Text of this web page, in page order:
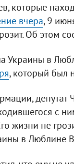
которые
вчера, 9
Об этом
Украины в
, который был
депутат
с
жизни не
в Люблине